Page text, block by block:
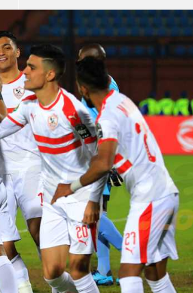
الدوري السعودي للمحترفين
دوري أبطال أوروبا
دوري أبطال إفريقيا
كل البطولات